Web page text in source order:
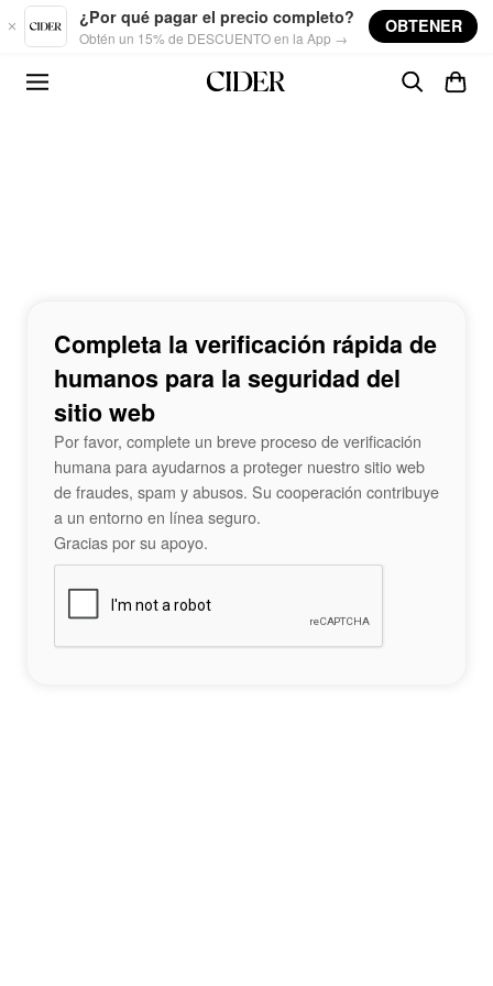
Skip to main content
¿Por qué pagar el precio completo?
Obtén un 15% de DESCUENTO en la App →
OBTENER
Completa la verificación rápida de
humanos para la seguridad del
sitio web
Por favor, complete un breve proceso de verificación
humana para ayudarnos a proteger nuestro sitio web
de fraudes, spam y abusos. Su cooperación contribuye
a un entorno en línea seguro.
Gracias por su apoyo.